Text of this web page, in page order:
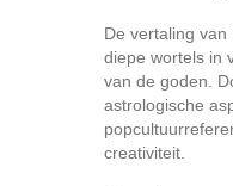
De vertaling van
diepe wortels in
van de goden.
astrologische
creativiteit.